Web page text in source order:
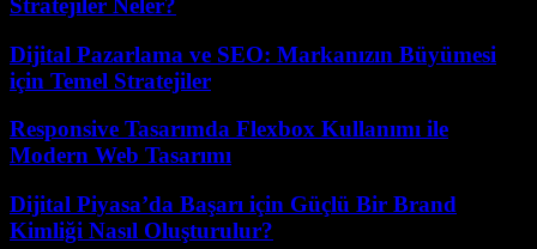
Stratejiler Neler?
Dijital Pazarlama ve SEO: Markanızın Büyümesi
için Temel Stratejiler
Responsive Tasarımda Flexbox Kullanımı ile
Modern Web Tasarımı
Dijital Piyasa’da Başarı için Güçlü Bir Brand
Kimliği Nasıl Oluşturulur?